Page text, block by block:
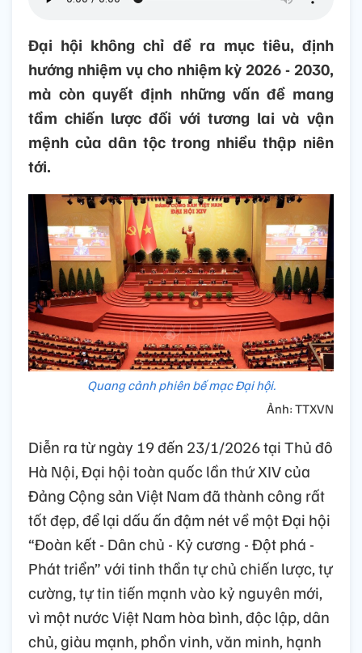
Đại hội không chỉ đề ra mục tiêu, định
hướng nhiệm vụ cho nhiệm kỳ 2026 - 2030,
mà còn quyết định những vấn đề mang
tầm chiến lược đối với tương lai và vận
mệnh của dân tộc trong nhiều thập niên
tới.
Quang cảnh phiên bế mạc Đại hội.
Ảnh: TTXVN
Diễn ra từ ngày 19 đến 23/1/2026 tại Thủ đô
Hà Nội, Đại hội toàn quốc lần thứ XIV của
Đảng Cộng sản Việt Nam đã thành công rất
tốt đẹp, để lại dấu ấn đậm nét về một Đại hội
“Đoàn kết - Dân chủ - Kỷ cương - Đột phá -
Phát triển” với tinh thần tự chủ chiến lược, tự
cường, tự tin tiến mạnh vào kỷ nguyên mới,
vì một nước Việt Nam hòa bình, độc lập, dân
chủ, giàu mạnh, phồn vinh, văn minh, hạnh